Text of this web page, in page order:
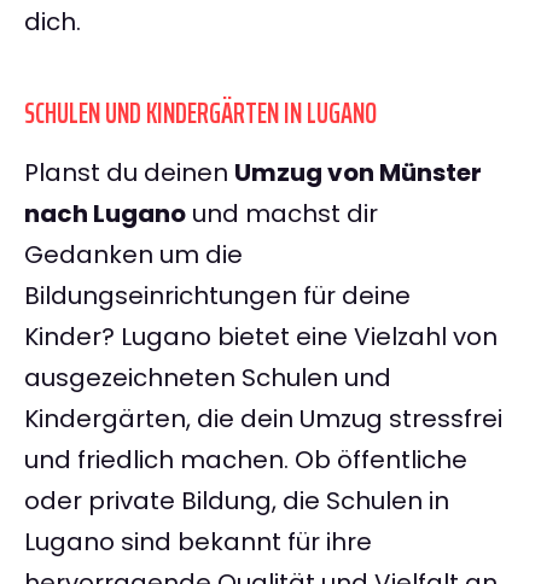
dich.
SCHULEN UND KINDERGÄRTEN IN LUGANO
Planst du deinen Umzug von Münster
nach Lugano und machst dir
Gedanken um die
Bildungseinrichtungen für deine
Kinder? Lugano bietet eine Vielzahl von
ausgezeichneten Schulen und
Kindergärten, die dein Umzug stressfrei
und friedlich machen. Ob öffentliche
oder private Bildung, die Schulen in
Lugano sind bekannt für ihre